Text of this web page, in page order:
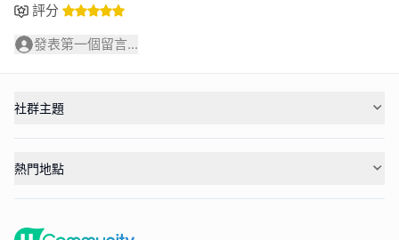
評分
發表第一個留言...
社群主題
熱門地點